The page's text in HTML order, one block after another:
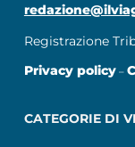
Registrazione
Privacy policy–
CATEGORIE DI